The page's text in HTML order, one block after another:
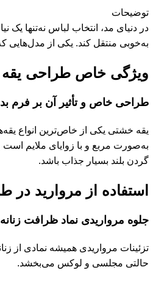
توضیحات
در دنیای مد، انتخاب لباس نه‌تنها
به‌خوبی منتقل کند. یکی از مدل‌هایی
ویژگی خاص طراحی
طراحی خاص و تأثیر آن بر فرم
یقه خشتی یکی از خاص‌ترین انواع
به‌صورت مربع و با زوایای ملایم است
گردن بلند بسیار جذاب باشد.
استفاده از مروارید در
جلوه مرواریدی نماد ظرافت زنانه
تزئینات مرواریدی همیشه نمادی از
حالتی مجلسی و لوکس می‌بخشد.